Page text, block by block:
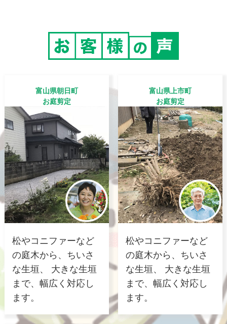
富山県朝日町
お庭剪定
松やコニファーなど
の庭木から、ちいさ
な生垣、 大きな生垣
まで、幅広く対応し
ます。
富山県上市町
お庭剪定
松やコニファーなど
の庭木から、ちいさ
な生垣、 大きな生垣
まで、幅広く対応し
ます。